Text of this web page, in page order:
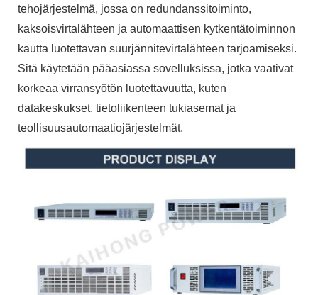
tehojärjestelmä, jossa on redundanssitoiminto,
kaksoisvirtalähteen ja automaattisen kytkentätoiminnon
kautta luotettavan suurjännitevirtalähteen tarjoamiseksi.
Sitä käytetään pääasiassa sovelluksissa, jotka vaativat
korkeaa virransyötön luotettavuutta, kuten
datakeskukset, tietoliikenteen tukiasemat ja
teollisuusautomaatiojärjestelmät.